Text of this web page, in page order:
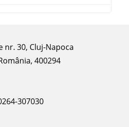
nr. 30, Cluj-Napoca
400294
307030